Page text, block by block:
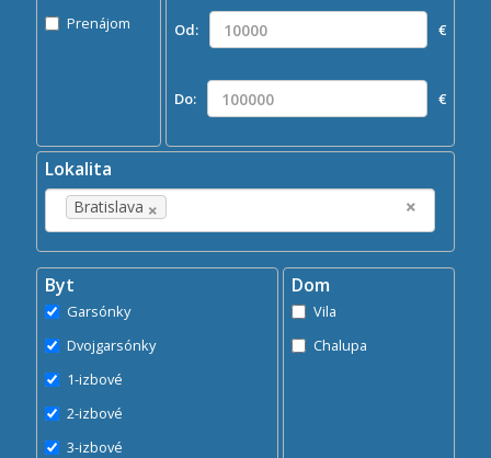
×
Hľadaj
Prenájom
Od: €
Do: €
Lokalita
×
×
Bratislava
Byt
Garsónky
Dvojgarsónky
1-izbové
2-izbové
3-izbové
Dom
Vila
Chalupa